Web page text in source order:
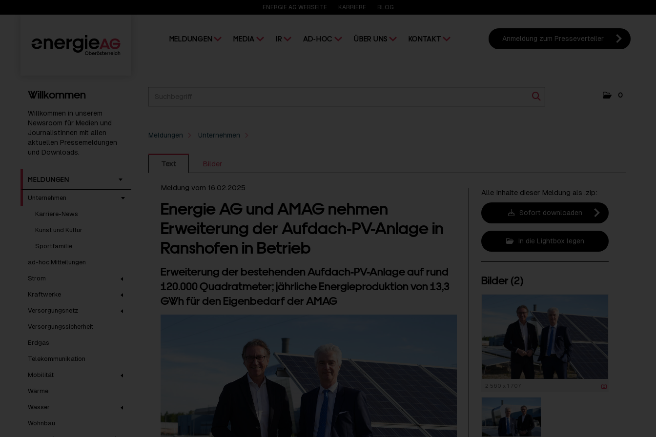
ENERGIE AG WEBSEITE KARRIERE BLOG
MELDUNGEN MEDIA IR AD-HOC ÜBER UNS KONTAKT Anmeldung zum Presseverteiler
0
Willkommen
Willkommen in unserem
Newsroom für Medien und
JournalistInnen mit allen
aktuellen Pressemeldungen
und Downloads.
MELDUNGEN
Unternehmen
Karriere-News
Kunst und Kultur
Sportfamilie
ad-hoc Mitteilungen
Strom
Kraftwerke
Versorgungsnetz
Versorgungssicherheit
Erdgas
Telekommunikation
Mobilität
Wärme
Wasser
Wohnbau
Meldungen Unternehmen
Text Bilder
Meldung vom 16.02.2025
Energie AG und AMAG nehmen
Erweiterung der Aufdach-PV-Anlage in
Ranshofen in Betrieb
Erweiterung der bestehenden Aufdach-PV-Anlage auf rund
120.000 Quadratmeter; jährliche Energieproduktion von 13,3
GWh für den Eigenbedarf der AMAG
Alle Inhalte dieser Meldung als .zip:
Sofort downloaden
In die Lightbox legen
Bilder (2)
2 560 x 1 707